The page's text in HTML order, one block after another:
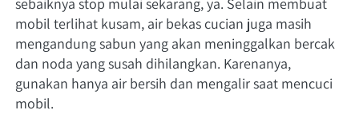
sebaiknya stop mulai sekarang, ya. Selain membuat
mobil terlihat kusam, air bekas cucian juga masih
mengandung sabun yang akan meninggalkan bercak
dan noda yang susah dihilangkan. Karenanya,
gunakan hanya air bersih dan mengalir saat mencuci
mobil.